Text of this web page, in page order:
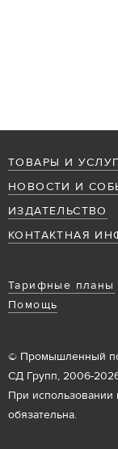
ТОВАРЫ И
НОВОСТИ И
ИЗДАТЕЛЬСТВО
КОНТАКТНАЯ
Тарифные планы
Помощь
© Промышленный
СД Групп, 2006-
При использовании
обязательна.